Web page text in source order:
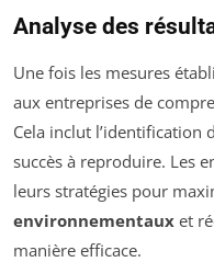
Analyse des
Une fois les mesures
aux entreprises de
Cela inclut l’identification
succès à reproduire. Les
leurs stratégies pour
environnementaux et
manière efficace.